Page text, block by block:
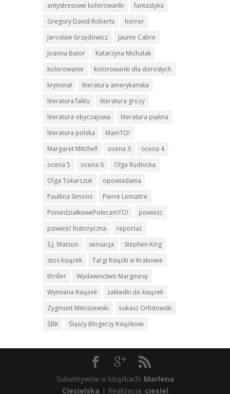
antystresowe kolorowanki
fantastyka
Gregory David Roberts
horror
Jarosław Grzędowicz
Jaume Cabre
Joanna Bator
Katarzyna Michalak
kolorowanie
kolorowanki dla dorosłych
kryminał
literatura amerykańska
literatura faktu
literatura grozy
literatura obyczajowa
literatura piękna
literatura polska
MamTO!
Margaret Mitchell
ocena 3
ocena 4
ocena 5
ocena 6
Olga Rudnicka
Olga Tokarczuk
opowiadania
Paullina Simons
Pierre Lemaitre
PoniedziałkowePolecamTO!
powieść
powieść historyczna
reportaż
S.J. Watson
sensacja
Stephen King
stos książek
Targi Książki w Krakowie
thriller
Wydawnictwo Marginesy
Wymiana Książek
zakładki do książek
Zygmunt Miłoszewski
Łukasz Orbitowski
ŚBK
Śląscy Blogerzy Książkowi
Subiektywnie o książkach: Marlena
Ciesielska | Realizacja: ciesiel